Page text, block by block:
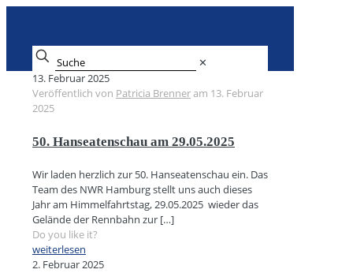
✕
13. Februar 2025
Veröffentlich von Patricia Brenneram 13. Februar
2025
50. Hanseatenschau am 29.05.2025
Wir laden herzlich zur 50. Hanseatenschau ein. Das
Team des NWR Hamburg stellt uns auch dieses
Jahr am Himmelfahrtstag, 29.05.2025 wieder das
Gelände der Rennbahn zur […]
Do you like it?
weiterlesen
2. Februar 2025